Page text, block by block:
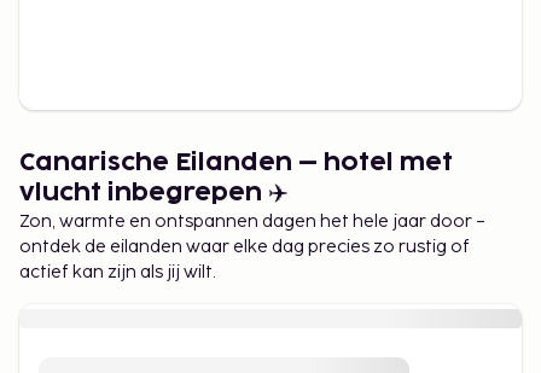
Canarische Eilanden – hotel met
vlucht inbegrepen ✈️
Zon, warmte en ontspannen dagen het hele jaar door –
ontdek de eilanden waar elke dag precies zo rustig of
actief kan zijn als jij wilt.